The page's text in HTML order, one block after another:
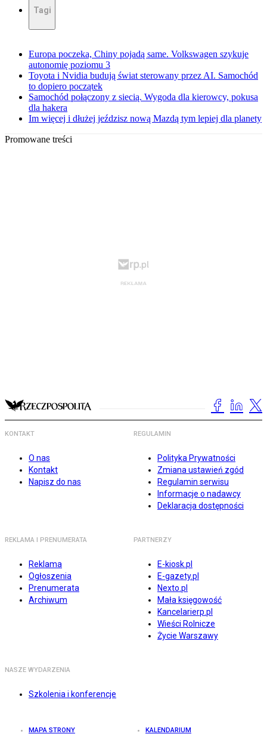
Tagi
Europa poczeka, Chiny pojadą same. Volkswagen szykuje
autonomię poziomu 3
Toyota i Nvidia budują świat sterowany przez AI. Samochód
to dopiero początek
Samochód połączony z siecią. Wygoda dla kierowcy, pokusa
dla hakera
Im więcej i dłużej jeździsz nową Mazdą tym lepiej dla planety
Promowane treści
KONTAKT
O nas
Kontakt
Napisz do nas
REGULAMIN
Polityka Prywatności
Zmiana ustawień zgód
Regulamin serwisu
Informacje o nadawcy
Deklaracja dostępności
REKLAMA I PRENUMERATA
Reklama
Ogłoszenia
Prenumerata
Archiwum
PARTNERZY
E-kiosk.pl
E-gazety.pl
Nexto.pl
Mała księgowość
Kancelarierp.pl
Wieści Rolnicze
Życie Warszawy
NASZE WYDARZENIA
Szkolenia i konferencje
MAPA STRONY KALENDARIUM